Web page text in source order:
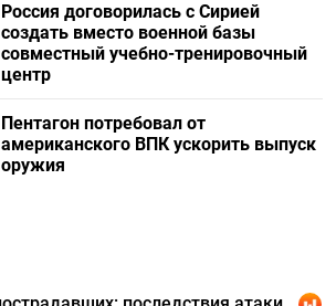
Россия договорилась с Сирией
создать вместо военной базы
совместный учебно-тренировочный
центр
Пентагон потребовал от
американского ВПК ускорить выпуск
оружия